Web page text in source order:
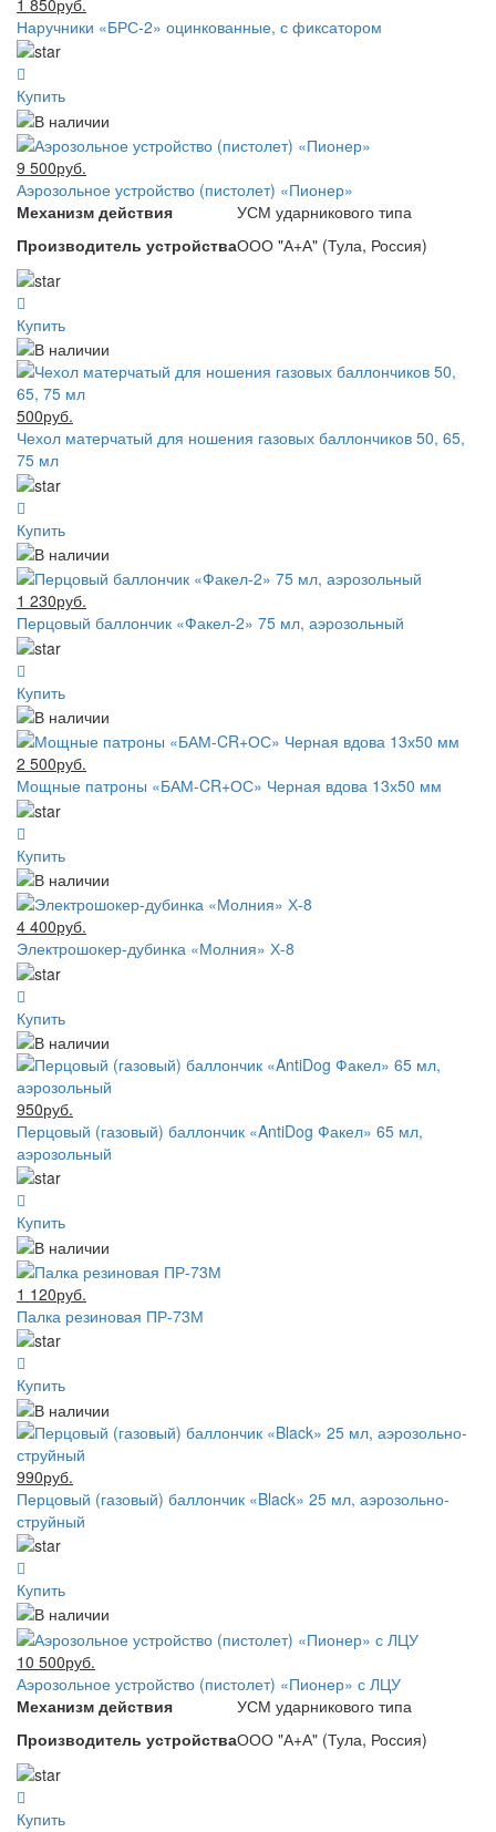
Наручники «БРС-2» оцинкованные, с фиксатором
Купить
9 500руб.
Аэрозольное устройство (пистолет) «Пионер»
Механизм действия
УСМ ударникового типа
Производитель устройстваООО "А+А" (Тула, Россия)
Купить
500руб.
Чехол матерчатый для ношения газовых баллончиков 50, 65,
75 мл
Купить
1 230руб.
Перцовый баллончик «Факел-2» 75 мл, аэрозольный
Купить
2 500руб.
Мощные патроны «БАМ-CR+ОС» Черная вдова 13х50 мм
Купить
4 400руб.
Электрошокер-дубинка «Молния» Х-8
Купить
950руб.
Перцовый (газовый) баллончик «AntiDog Факел» 65 мл,
аэрозольный
Купить
1 120руб.
Палка резиновая ПР-73М
Купить
990руб.
Перцовый (газовый) баллончик «Black» 25 мл, аэрозольно-
струйный
Купить
10 500руб.
Аэрозольное устройство (пистолет) «Пионер» с ЛЦУ
Механизм действия
УСМ ударникового типа
Производитель устройстваООО "А+А" (Тула, Россия)
Купить